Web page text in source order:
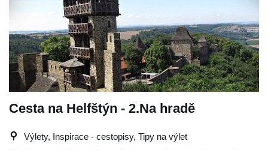
Cesta na Helfštýn - 2.Na hradě
Výlety, Inspirace - cestopisy, Tipy na výlet